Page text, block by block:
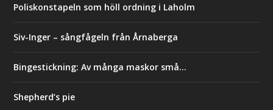
Poliskonstapeln som höll ordning i Laholm
Siv-Inger – sångfågeln från Årnaberga
Bingestickning: Av många maskor små…
Shepherd’s pie